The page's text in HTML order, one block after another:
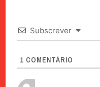
Subscrever
1 COMENTÁRIO